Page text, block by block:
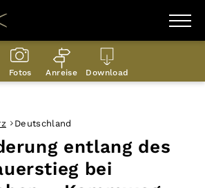
Fotos Anreise Download
entlang des
bei
Deutschland